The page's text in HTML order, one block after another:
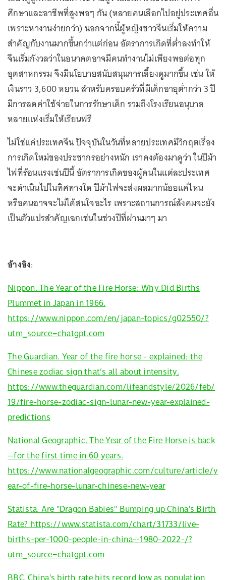
ศึกษาและอาชีพที่สูงพอๆ กัน (หลายคนเลือกไปอยู่ประเทศอื่น
เพราะหางานง่ายกว่า) นอกจากนี้ผู้หญิงชาวจีนเริ่มให้ความ
สำคัญกับงานมากขึ้นกว่าแต่ก่อน อัตราการเกิดที่ต่ำลงทำให้
จีนเริ่มกังวลว่าในอนาคตอาจมีคนทำงานไม่เพียงพอต่อทุก
อุตสาหกรรม จึงมีนโยบายสนับสนุนการเลี้ยงดูมากขึ้น เช่น ให้
เงินราว 3,600 หยวน สำหรับครอบครัวที่มีเด็กอายุต่ำกว่า 3 ปี
มีการลดค่าใช้จ่ายในการรักษาเด็ก รวมถึงโรงเรียนอนุบาล
หลายแห่งเริ่มให้เรียนฟรี
ไม่ใช่แค่ประเทศจีน ปัจจุบันในวันที่หลายประเทศมีวิกฤตเรื่อง
การเกิดใหม่ของประชากรอย่างหนัก เราคงต้องมาดูว่า ในปีม้า
ไฟที่ร้อนแรงเช่นปีนี้ อัตราการเกิดของผู้คนในแต่ละประเทศ
จะดำเนินไปในทิศทางใด ปีม้าไฟจะส่งผลมากน้อยแค่ไหน
หรือคนอาจจะไม่ได้สนใจอะไร เพราะสถานการณ์สังคมจะยัง
เป็นตัวแปรสำคัญเฉกเช่นในช่วงปีที่ผ่านมาๆ มา
อ้างอิง:
Nippon. The Year of the Fire Horse: Why Did Births
Plummet in Japan in 1966.
https://www.nippon.com/en/japan-topics/g02550/?
utm_source=chatgpt.com
The Guardian. Year of the fire horse - explained: the
Chinese zodiac sign that’s all about intensity.
https://www.theguardian.com/lifeandstyle/2026/feb/
19/fire-horse-zodiac-sign-lunar-new-year-explained-
predictions
National Geographic. The Year of the Fire Horse is back
—for the first time in 60 years.
https://www.nationalgeographic.com/culture/article/y
ear-of-fire-horse-lunar-chinese-new-year
Statista. Are "Dragon Babies" Bumping up China's Birth
Rate? https://www.statista.com/chart/31733/live-
births-per-1000-people-in-china--1980-2022-/?
utm_source=chatgpt.com